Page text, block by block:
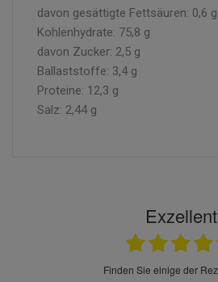
davon gesättigte Fettsäuren: 0,6 g
Kohlenhydrate: 75,8 g
davon Zucker: 2,5 g
Ballaststoffe: 3,4 g
Proteine: 12,3 g
Salz: 2,44 g
Exzellent
finden Sie einige der Rezensionen